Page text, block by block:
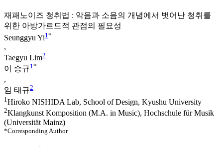
재패노이즈 청취법 : 악음과 소음의 개념에서 벗어난 청취를
위한 아방가르드적 관점의 필요성
Seunggyu Yi1 *
,
Taegyu Lim2
이 승규1*
,
임 태규2
1 Hiroko NISHIDA Lab, School of Design, Kyushu University
2Klangkunst Komposition (M.A. in Music), Hochschule für Musik
(Universität Mainz)
*Corresponding Author